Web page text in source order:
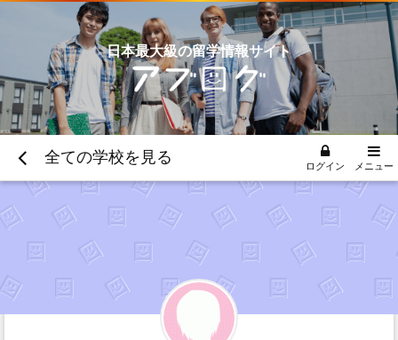
日本最大級の留学情報サイト
全ての学校を見る ログイン メニュー